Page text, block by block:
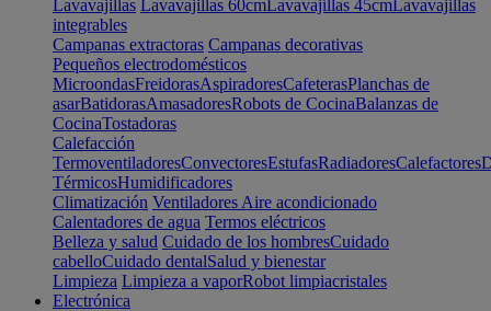
Lavavajillas Lavavajillas 60cmLavavajillas 45cmLavavajillas
integrables
Campanas extractoras Campanas decorativas
Pequeños electrodomésticos
MicroondasFreidorasAspiradoresCafeterasPlanchas de
asarBatidorasAmasadoresRobots de CocinaBalanzas de
CocinaTostadoras
Calefacción
TermoventiladoresConvectoresEstufasRadiadoresCalefactores
TérmicosHumidificadores
Climatización Ventiladores Aire acondicionado
Calentadores de agua Termos eléctricos
Belleza y salud Cuidado de los hombresCuidado
cabelloCuidado dentalSalud y bienestar
Limpieza Limpieza a vaporRobot limpiacristales
Electrónica